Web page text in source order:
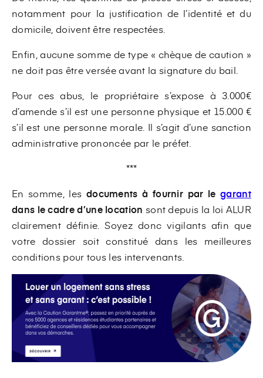
notamment pour la justification de l’identité et du
domicile, doivent être respectées.
Enfin, aucune somme de type « chèque de caution »
ne doit pas être versée avant la signature du bail.
Pour ces abus, le propriétaire s’expose à 3.000€
d’amende s’il est une personne physique et 15.000 €
s’il est une personne morale. Il s’agit d’une sanction
administrative prononcée par le préfet.
***
En somme, les documents à fournir par legarant
dans le cadre d’une location sont depuis la loi ALUR
clairement définie. Soyez donc vigilants afin que
votre dossier soit constitué dans les meilleures
conditions pour tous les intervenants.